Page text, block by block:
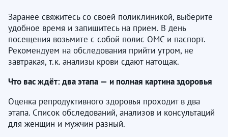
Заранее свяжитесь со своей поликлиникой, выберите
удобное время и запишитесь на прием. В день
посещения возьмите с собой полис ОМС и паспорт.
Рекомендуем на обследования прийти утром, не
завтракая, т.к. анализы крови сдают натощак.
Что вас ждёт: два этапа — и полная картина здоровья
Оценка репродуктивного здоровья проходит в два
этапа. Список обследований, анализов и консультаций
для женщин и мужчин разный.